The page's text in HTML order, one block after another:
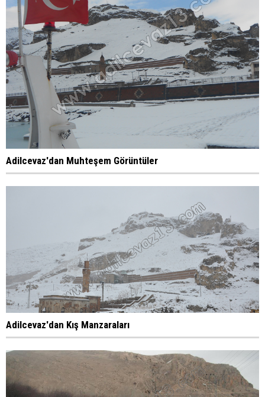
Adilcevaz'dan Muhteşem Görüntüler
Adilcevaz'dan Kış Manzaraları